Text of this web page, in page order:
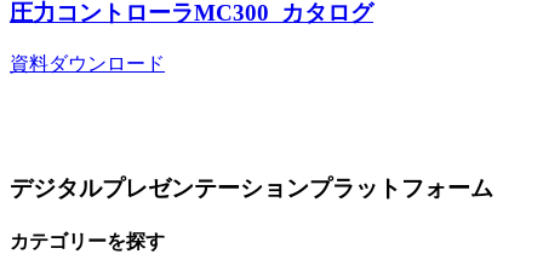
圧力コントローラMC300 カタログ
資料ダウンロード
デジタルプレゼンテーションプラットフォーム
カテゴリーを探す